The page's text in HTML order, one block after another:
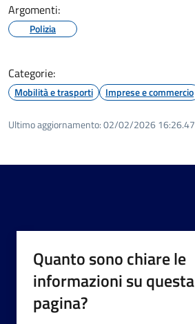
Argomenti:
Polizia
Categorie:
Mobilità e trasporti Imprese e commercio
Ultimo aggiornamento:02/02/2026 16:26.47
Quanto sono chiare le
informazioni su questa
pagina?